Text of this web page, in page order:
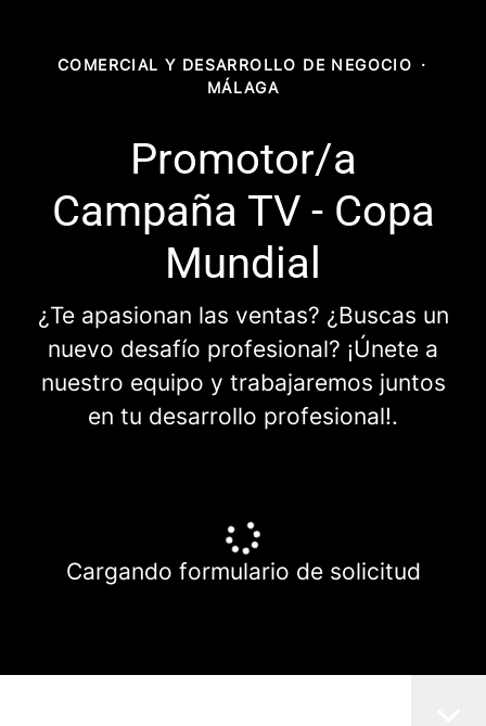
COMERCIAL Y DESARROLLO DE NEGOCIO ·
MÁLAGA
Promotor/a
Campaña TV - Copa
Mundial
¿Te apasionan las ventas? ¿Buscas un
nuevo desafío profesional? ¡Únete a
nuestro equipo y trabajaremos juntos
en tu desarrollo profesional!.
Cargando formulario de solicitud